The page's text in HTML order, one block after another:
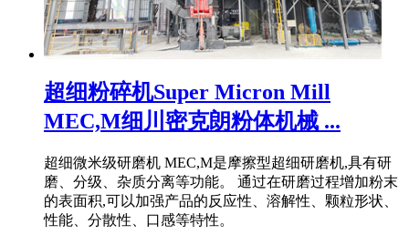
超细粉碎机Super Micron Mill
MEC,M细川密克朗粉体机械 ...
超细微米级研磨机 MEC,M是摩擦型超细研磨机,具有研
磨、分级、杂质分离等功能。 通过在研磨过程增加粉末
的表面积,可以加强产品的反应性、溶解性、颗粒形状、
性能、分散性、口感等特性。